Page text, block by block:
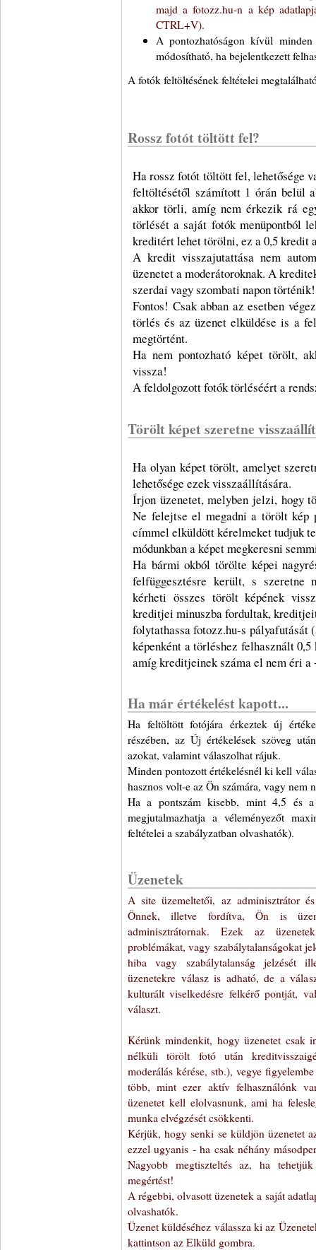
majd a fotozz.hu-n a kép
CTRL+V).
A pontozhatóságon kívül
módosítható, ha bejelentkezett
A fotók feltöltésének feltételei
Rossz fotót töltött fel?
Ha rossz fotót töltött fel, lehetősége
feltöltésétől számított 1 órán belül
akkor törli, amíg nem érkezik rá
törlését a saját fotók menüpontból
kreditért lehet törölni, ez a 0,5 kredit
A kredit visszajutattása nem
üzenetet a moderátoroknak. A
szerdai vagy szombati napon történik!
Fontos! Csak abban az esetben
törlés és az üzenet elküldése is a
megtörtént.
Ha nem pontozható képet törölt,
vissza!
A feldolgozott fotók törléséért a
Törölt képet szeretne
Ha olyan képet törölt, amelyet
lehetősége ezek visszaállítására.
Írjon üzenetet, melyben jelzi, hogy
Ne felejtse el megadni a törölt kép
címmel elküldött kérelmeket tudjuk
módunkban a képet megkeresni
Ha bármi okból törölte képei
felfüggesztésre került, s szeretne
kérheti összes törölt képének
kreditjei minuszba fordultak,
folytathassa fotozz.hu-s
képenként a törléshez felhasznált
amíg kreditjeinek száma el nem éri a
Ha már értékelést kapott...
Ha feltöltött fotójára érkeztek új
részében, az Új értékelések szöveg
azokat, valamint válaszolhat rájuk.
Minden pontozott értékelésnél ki kell
hasznos volt-e az Ön számára, vagy
Ha a pontszám kisebb, mint 4,5 és a
megjutalmazhatja a véleményezőt
feltételei a szabályzatban olvashatók).
Üzenetek
A site üzemeltetői, az adminisztrátor
Önnek, illetve fordítva, Ön is
adminisztrátornak. Ezek az
problémákat, vagy szabálytalanságokat
hiba vagy szabálytalanság jelzését
üzenetekre válasz is adható, de a
kulturált viselkedésre felkérő pontját,
választ.
Kérünk mindenkit, hogy üzenetet csak
nélküli törölt fotó után
moderálás kérése, stb.), vegye
több, mint ezer aktív felhasználónk
üzenetet kell elolvasnunk, ami ha
munka elvégzését csökkenti.
Kérjük, hogy senki se küldjön üzenetet
ezzel ugyanis - ha csak néhány
Nagyobb megtiszteltés az, ha
megértést!
A régebbi, olvasott üzenetek a saját
olvashatók.
Üzenet küldéséhez válassza ki az
kattintson az Elküld gombra.